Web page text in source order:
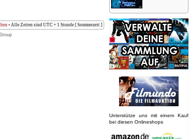
• Alle Zeiten sind UTC + 1 Stunde [ Sommerzeit ]
Unterstütze uns mit einem Kauf
bei diesen Onlineshops